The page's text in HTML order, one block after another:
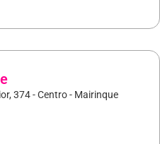
374 - Centro - Mairinque